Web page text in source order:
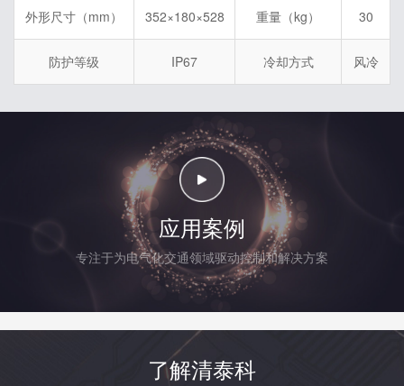
外形尺寸（mm） 352×180×528 重量（kg） 30
防护等级 IP67 冷却方式 风冷
应用案例
专注于为电气化交通领域驱动控制和解决方案
了解清泰科